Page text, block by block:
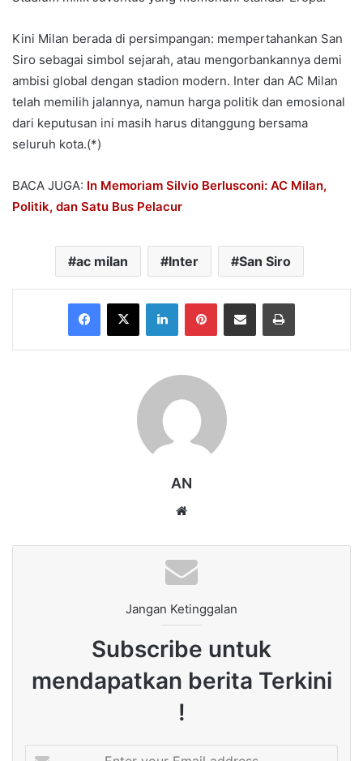
Kini Milan berada di persimpangan: mempertahankan San
Siro sebagai simbol sejarah, atau mengorbankannya demi
ambisi global dengan stadion modern. Inter dan AC Milan
telah memilih jalannya, namun harga politik dan emosional
dari keputusan ini masih harus ditanggung bersama
seluruh kota.(*)
BACA JUGA: In Memoriam Silvio Berlusconi: AC Milan,
Politik, dan Satu Bus Pelacur
ac milan Inter San Siro
Facebook
X LinkedInPinterestShare via Email Print
AN
Jangan Ketinggalan
Subscribe untuk
mendapatkan berita Terkini
!